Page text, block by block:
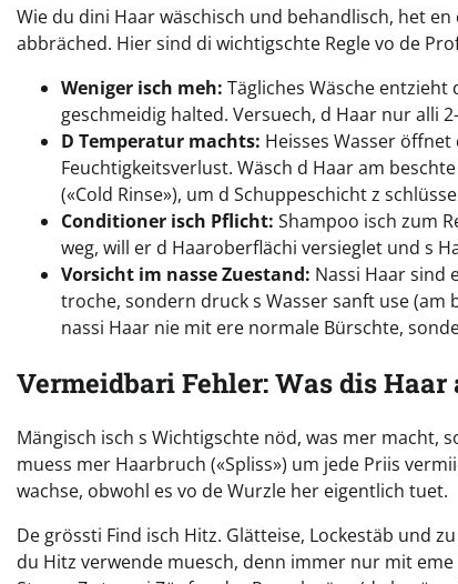
Wie du dini Haar wäschisch und behandlisch, het
abbräched. Hier sind di wichtigschte Regle vo de
Weniger isch meh: Tägliches Wäsche
geschmeidig halted. Versuech, d Haar nur alli
D Temperatur machts: Heisses Wasser
Feuchtigkeitsverlust. Wäsch d Haar am
(«Cold Rinse»), um d Schuppeschicht z
Conditioner isch Pflicht: Shampoo isch zum
weg, will er d Haaroberflächi versieglet und s
Vorsicht im nasse Zuestand: Nassi Haar sind
troche, sondern druck s Wasser sanft use
nassi Haar nie mit ere normale Bürschte,
Vermeidbari Fehler: Was dis
Mängisch isch s Wichtigschte nöd, was mer macht,
muess mer Haarbruch («Spliss») um jede Priis
wachse, obwohl es vo de Wurzle her eigentlich tuet.
De grössti Find isch Hitz. Glätteise, Lockestäb und
du Hitz verwende muesch, denn immer nur mit